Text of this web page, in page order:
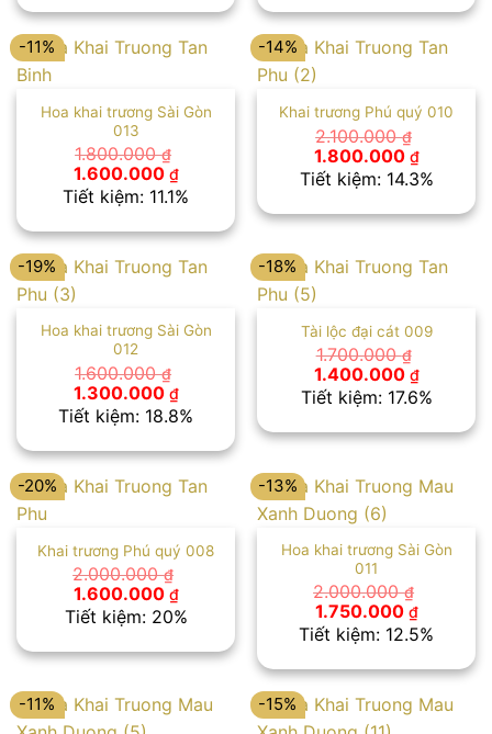
1.300.000 ₫.
-11%
Hoa khai trương Sài Gòn
013
1.800.000₫
Giá
gốc
là:
1.600.000 ₫Giá
hiện
tại
1.600.000 ₫.
Tiết kiệm: 11.1%
-14%
Khai trương Phú quý 010
2.100.000₫
Giá
gốc
là:
1.800.000 ₫Giá
hiện
tại
Tiết kiệm: 14.3%
-19%
Hoa khai trương Sài Gòn
012
1.600.000₫
Giá
gốc
là:
1.300.000 ₫Giá
hiện
tại
1.300.000 ₫.
Tiết kiệm: 18.8%
-18%
Tài lộc đại cát 009
1.700.000₫
Giá
gốc
là:
1.400.000 ₫Giá
hiện
tại
Tiết kiệm: 17.6%
-20%
Khai trương Phú quý 008
2.000.000₫
Giá
gốc
là:
1.600.000 ₫Giá
hiện
tại
1.600.000 ₫.
Tiết kiệm: 20%
-13%
Hoa khai trương Sài Gòn
011
2.000.000₫
Giá
gốc
là:
1.750.000 ₫Giá
hiện
tại
Tiết kiệm: 12.5%
-11% -15%